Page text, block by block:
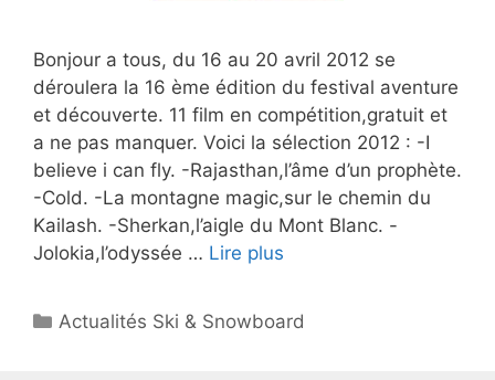
Bonjour a tous, du 16 au 20 avril 2012 se
déroulera la 16 ème édition du festival aventure
et découverte. 11 film en compétition,gratuit et
a ne pas manquer. Voici la sélection 2012 : -I
believe i can fly. -Rajasthan,l’âme d’un prophète.
-Cold. -La montagne magic,sur le chemin du
Kailash. -Sherkan,l’aigle du Mont Blanc. -
Jolokia,l’odyssée … Lire plus
Catégories
Actualités Ski & Snowboard